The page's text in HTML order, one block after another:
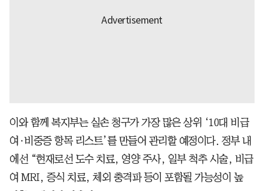
이와 함께 복지부는 실손 청구가 가장 많은 상위 ‘10대 비급
여·비중증 항목 리스트’를 만들어 관리할 예정이다. 정부 내
에선 “현재로선 도수 치료, 영양 주사, 일부 척추 시술, 비급
여 MRI, 증식 치료, 체외 충격파 등이 포함될 가능성이 높